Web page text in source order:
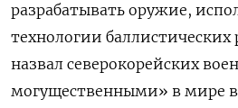
разрабатывать оружие,
технологии баллистических
назвал северокорейских
могущественными» в мире